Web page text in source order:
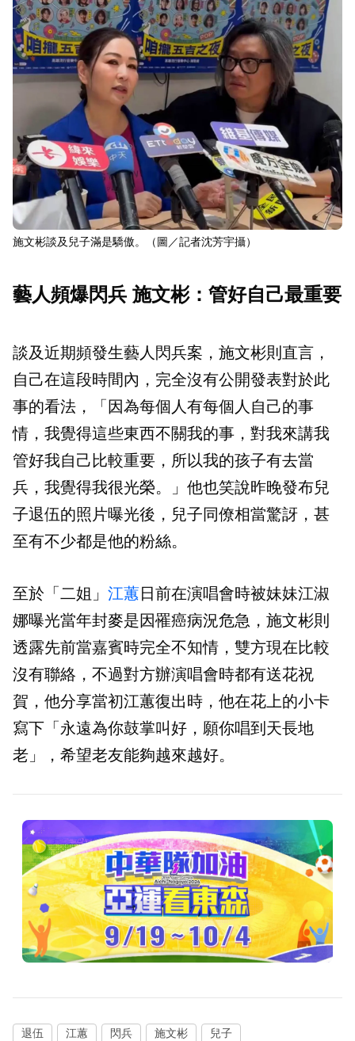
施文彬談及兒子滿是驕傲。（圖／記者沈芳宇攝）
藝人頻爆閃兵 施文彬：管好自己最重要
談及近期頻發生藝人閃兵案，施文彬則直言，
自己在這段時間內，完全沒有公開發表對於此
事的看法，「因為每個人有每個人自己的事
情，我覺得這些東西不關我的事，對我來講我
管好我自己比較重要，所以我的孩子有去當
兵，我覺得我很光榮。」他也笑說昨晚發布兒
子退伍的照片曝光後，兒子同僚相當驚訝，甚
至有不少都是他的粉絲。
至於「二姐」 江蕙日前在演唱會時被妹妹江淑
娜曝光當年封麥是因罹癌病況危急，施文彬則
透露先前當嘉賓時完全不知情，雙方現在比較
沒有聯絡，不過對方辦演唱會時都有送花祝
賀，他分享當初江蕙復出時，他在花上的小卡
寫下「永遠為你鼓掌叫好，願你唱到天長地
老」，希望老友能夠越來越好。
退伍 江蕙 閃兵 施文彬 兒子